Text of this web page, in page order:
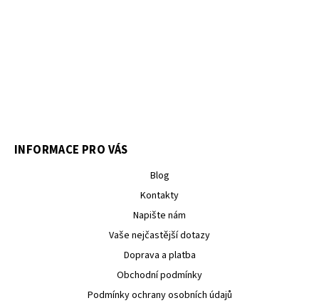
INFORMACE PRO VÁS
Blog
Kontakty
Napište nám
Vaše nejčastější dotazy
Doprava a platba
Obchodní podmínky
Podmínky ochrany osobních údajů